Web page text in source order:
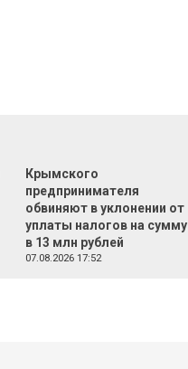
Крымского
предпринимателя
обвиняют в уклонении от
уплаты налогов на сумму
в 13 млн рублей
07.08.2026 17:52